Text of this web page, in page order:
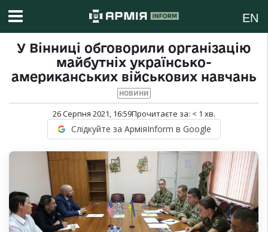
EN
У Вінниці обговорили організацію
майбутніх українсько-
американських військових навчань
НОВИНИ
26 Серпня 2021, 16:59Прочитаєте за: < 1 хв.
Слідкуйте за АрміяInform в Google